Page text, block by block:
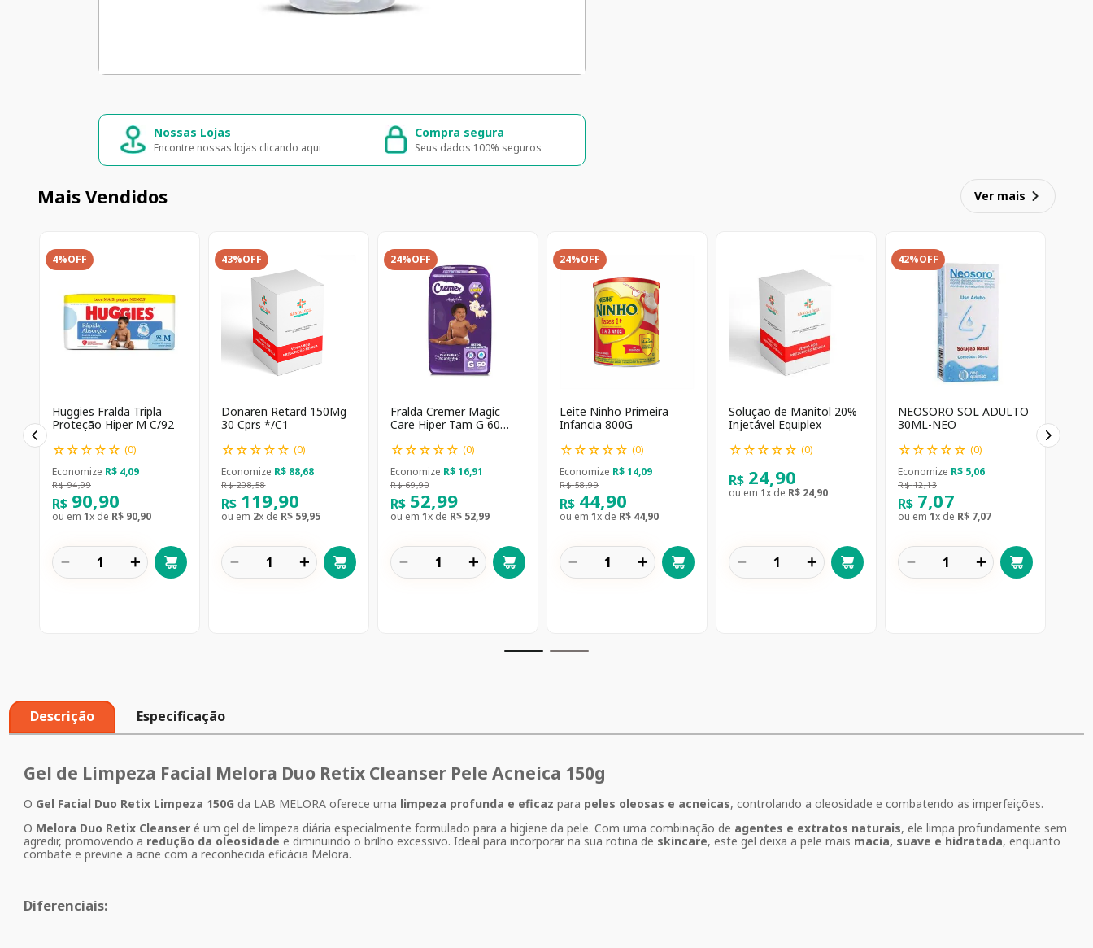
Compra segura
Seus dados 100% seguros
Entrega rápida e segura
Entrega para todo o Brasil
Mais Vendidos Ver mais
4%OFF
Huggies Fralda Tripla
Proteção Hiper M C/92
☆☆☆☆☆ (0)
Economize R$ 4,09
R$ 94,99
R$ 90,90
ou em 1x de R$ 90,90
＋
－
43%OFF
Donaren Retard 150Mg
30 Cprs */C1
☆☆☆☆☆ (0)
Economize R$ 88,68
R$ 208,58
R$ 119,90
ou em 2x de R$ 59,95
＋
－
24%OFF
Fralda Cremer Magic
Care Hiper Tam G 60
☆☆☆☆☆ (0)
Economize R$16,91
R$ 69,90
R$ 52,99
ou em 1x de R$ 52,99
＋
－
24%OFF
Leite Ninho Primeira
Infancia 800G
☆☆☆☆☆ (0)
Economize R$14,09
R$ 58,99
R$ 44,90
ou em 1x de R$ 44,90
＋
－
Solução de Manitol 20%
Injetável Equiplex
☆☆☆☆☆ (0)
R$ 24,90
ou em 1x de R$ 24,90
＋
－
42%OFF
NEOSORO SOL ADULTO
30ML-NEO
☆☆☆☆☆ (0)
Economize R$ 5,06
R$ 12,13
R$ 7,07
ou em 1x de R$ 7,07
＋
－
Descrição Especificação
Gel de Limpeza Facial Melora Duo Retix Cleanser Pele Acneica 150g
O Gel Facial Duo Retix Limpeza 150G da LAB MELORA oferece uma limpeza profunda e eficaz para peles oleosas e acneicas, controlando a oleosidade e combatendo as imperfeições.
O Melora Duo Retix Cleanser é um gel de limpeza diária especialmente formulado para a higiene da pele. Com uma combinação de agentes e extratos naturais, ele limpa profundamente sem
agredir, promovendo a redução da oleosidade e diminuindo o brilho excessivo. Ideal para incorporar na sua rotina de skincare, este gel deixa a pele mais macia, suave e hidratada, enquanto
combate e previne a acne com a reconhecida eficácia Melora.
Diferenciais: